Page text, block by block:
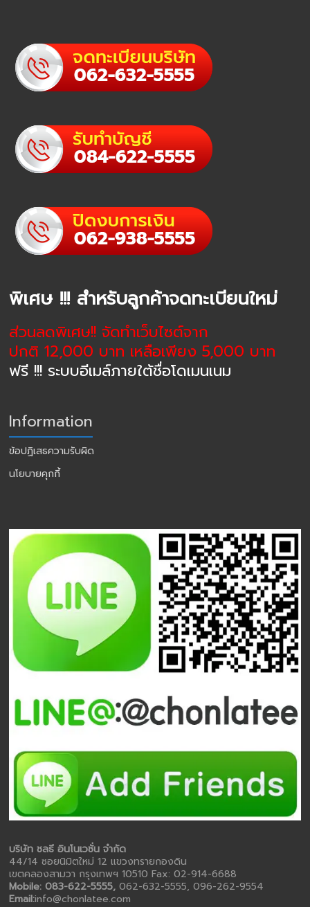
พิเศษ !!! สำหรับลูกค้าจดทะเบียนใหม่
ส่วนลดพิเศษ!! จัดทำเว็บไซต์จาก
ปกติ 12,000 บาท เหลือเพียง 5,000 บาท
ฟรี !!! ระบบอีเมล์ภายใต้ชื่อโดเมนเนม
Information
ข้อปฏิเสธความรับผิด
นโยบายคุกกี้
บริษัท ชลธี อินโนเวชั่น จำกัด
44/14 ซอยนิมิตใหม่ 12 แขวงทรายกองดิน
เขตคลองสามวา กรุงเทพฯ 10510 Fax: 02-914-6688
Mobile: 083-622-5555,062-632-5555, 096-262-9554
Email:info@chonlatee.com